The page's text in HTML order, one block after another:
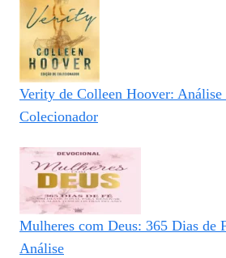
Verity de Colleen Hoover: Análise
Colecionador
Mulheres com Deus: 365 Dias de
Análise